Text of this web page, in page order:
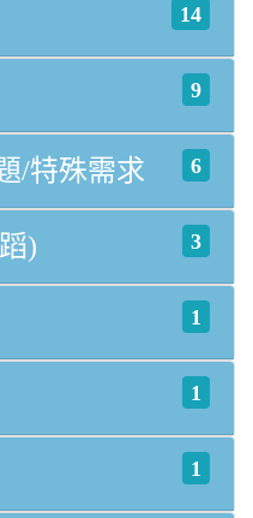
14
9
6
/特殊需求
3
)
1
1
1